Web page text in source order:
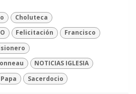
Choluteca
Felicitación
Francisco
NOTICIAS IGLESIA
Papa Sacerdocio